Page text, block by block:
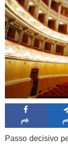
Passo decisivo